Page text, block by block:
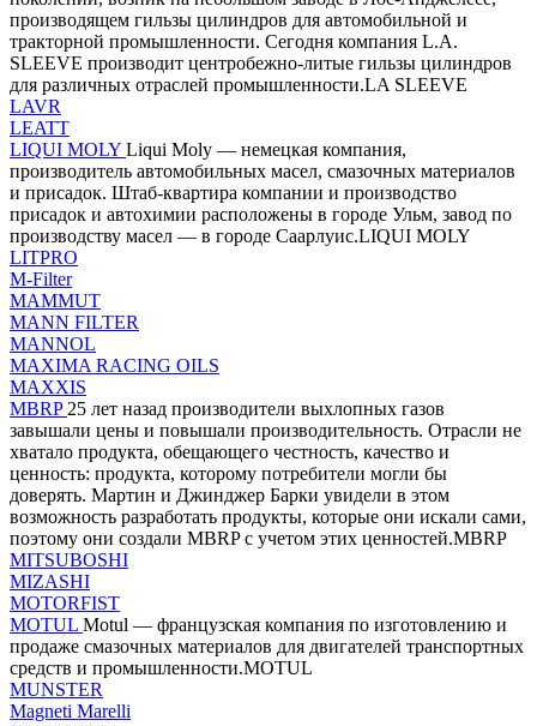
производящем гильзы цилиндров для автомобильной и
тракторной промышленности. Сегодня компания L.A.
SLEEVE производит центробежно-литые гильзы цилиндров
для различных отраслей промышленности.LA SLEEVE
LAVR
LEATT
LIQUI MOLY Liqui Moly — немецкая компания,
производитель автомобильных масел, смазочных материалов
и присадок. Штаб-квартира компании и производство
присадок и автохимии расположены в городе Ульм, завод по
производству масел — в городе Саарлуис.LIQUI MOLY
LITPRO
M-Filter
MAMMUT
MANN FILTER
MANNOL
MAXIMA RACING OILS
MAXXIS
MBRP 25 лет назад производители выхлопных газов
завышали цены и повышали производительность. Отрасли не
хватало продукта, обещающего честность, качество и
ценность: продукта, которому потребители могли бы
доверять. Мартин и Джинджер Барки увидели в этом
возможность разработать продукты, которые они искали сами,
поэтому они создали MBRP с учетом этих ценностей.MBRP
MITSUBOSHI
MIZASHI
MOTORFIST
MOTUL Motul — французская компания по изготовлению и
продаже смазочных материалов для двигателей транспортных
средств и промышленности.MOTUL
MUNSTER
Magneti Marelli